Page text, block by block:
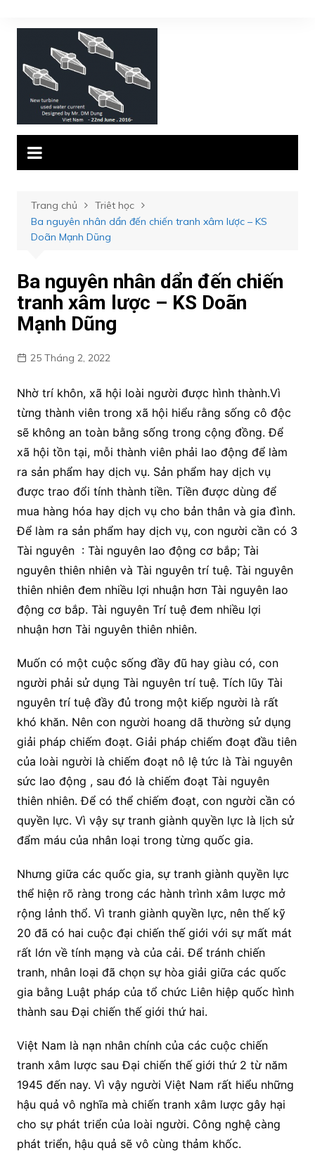
đến
Trang chủ
Triêt học
Ba nguyên nhân dẩn đến chiến tranh xâm lược – KS
Doãn Mạnh Dũng
Ba nguyên nhân dẩn đến chiến
tranh xâm lược – KS Doãn
Mạnh Dũng
25 Tháng 2, 2022
Nhờ trí khôn, xã hội loài người được hình thành.Vì
từng thành viên trong xã hội hiểu rằng sống cô độc
sẽ không an toàn bằng sống trong cộng đồng. Để
xã hội tồn tại, mỗi thành viên phải lao động để làm
ra sản phẩm hay dịch vụ. Sản phẩm hay dịch vụ
được trao đổi tính thành tiền. Tiền được dùng để
mua hàng hóa hay dịch vụ cho bản thân và gia đình.
Để làm ra sản phẩm hay dịch vụ, con người cần có 3
Tài nguyên : Tài nguyên lao động cơ bắp; Tài
nguyên thiên nhiên và Tài nguyên trí tuệ. Tài nguyên
thiên nhiên đem nhiều lợi nhuận hơn Tài nguyên lao
động cơ bắp. Tài nguyên Trí tuệ đem nhiều lợi
nhuận hơn Tài nguyên thiên nhiên.
Muốn có một cuộc sống đầy đũ hay giàu có, con
người phải sử dụng Tài nguyên trí tuệ. Tích lũy Tài
nguyên trí tuệ đầy đủ trong một kiếp người là rất
khó khăn. Nên con người hoang dã thường sử dụng
giải pháp chiếm đoạt. Giải pháp chiếm đoạt đầu tiên
của loài người là chiếm đoạt nô lệ tức là Tài nguyên
sức lao động , sau đó là chiếm đoạt Tài nguyên
thiên nhiên. Để có thể chiếm đoạt, con người cần có
quyền lực. Vì vậy sự tranh giành quyền lực là lịch sử
đẩm máu của nhân loại trong từng quốc gia.
Nhưng giữa các quốc gia, sự tranh giành quyền lực
thể hiện rõ ràng trong các hành trình xâm lược mở
rộng lảnh thổ. Vì tranh giành quyền lực, nên thế kỹ
20 đã có hai cuộc đại chiến thế giới với sự mất mát
rất lớn về tính mạng và của cải. Để tránh chiến
tranh, nhân loại đã chọn sự hòa giải giữa các quốc
gia bằng Luật pháp của tổ chức Liên hiệp quốc hình
thành sau Đại chiến thế giới thứ hai.
Việt Nam là nạn nhân chính của các cuộc chiến
tranh xâm lược sau Đại chiến thế giới thứ 2 từ năm
1945 đến nay. Vì vậy người Việt Nam rất hiểu những
hậu quả vô nghĩa mà chiến tranh xâm lược gây hại
cho sự phát triển của loài người. Công nghệ càng
phát triển, hậu quả sẽ vô cùng thảm khốc.